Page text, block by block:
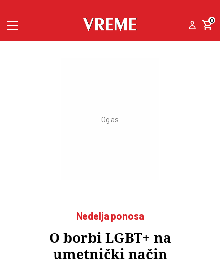
0
Nedelja ponosa
O borbi LGBT+ na
umetnički način